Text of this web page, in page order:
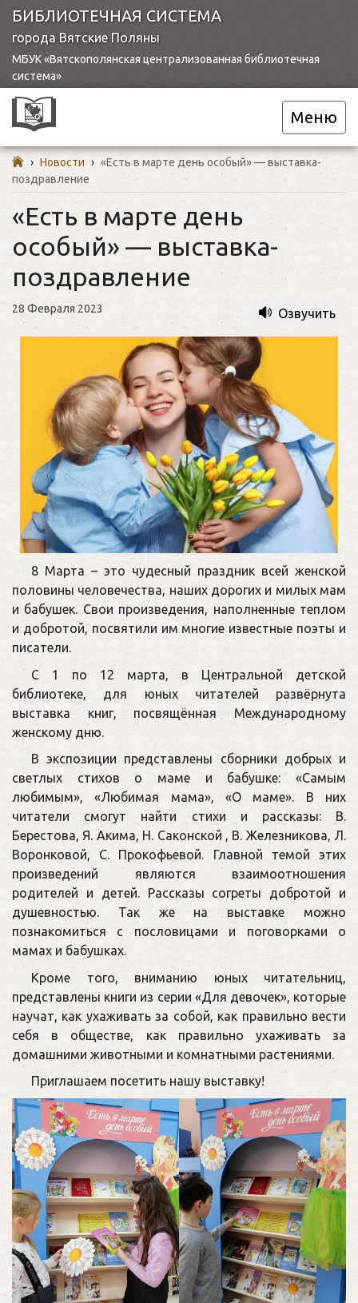
БИБЛИОТЕЧНАЯ СИСТЕМА
города Вятские Поляны
МБУК «Вятскополянская централизованная библиотечная
система»
Меню
› Новости › «Есть в марте день особый» — выставка-
поздравление
«Есть в марте день
особый» — выставка-
поздравление
28 Февраля 2023 Озвучить
8 Марта – это чудесный праздник всей женской
половины человечества, наших дорогих и милых мам
и бабушек. Свои произведения, наполненные теплом
и добротой, посвятили им многие известные поэты и
писатели.
С 1 по 12 марта, в Центральной детской
библиотеке, для юных читателей развёрнута
выставка книг, посвящённая Международному
женскому дню.
В экспозиции представлены сборники добрых и
светлых стихов о маме и бабушке: «Самым
любимым», «Любимая мама», «О маме». В них
читатели смогут найти стихи и рассказы: В.
Берестова, Я. Акима, Н. Саконской , В. Железникова, Л.
Воронковой, С. Прокофьевой. Главной темой этих
произведений являются взаимоотношения
родителей и детей. Рассказы согреты добротой и
душевностью. Так же на выставке можно
познакомиться с пословицами и поговорками о
мамах и бабушках.
Кроме того, вниманию юных читательниц,
представлены книги из серии «Для девочек», которые
научат, как ухаживать за собой, как правильно вести
себя в обществе, как правильно ухаживать за
домашними животными и комнатными растениями.
Приглашаем посетить нашу выставку!